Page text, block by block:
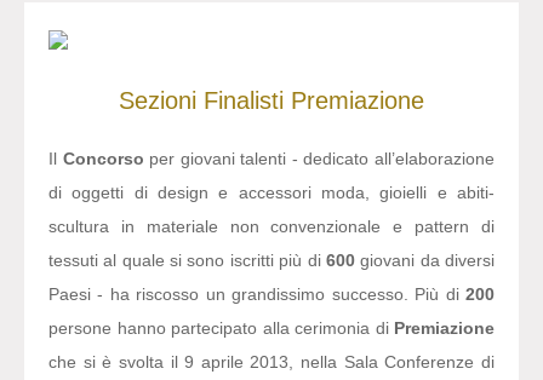
Sezioni Finalisti Premiazione
Il Concorso per giovani talenti - dedicato all’elaborazione
di oggetti di design e accessori moda, gioielli e abiti-
scultura in materiale non convenzionale e pattern di
tessuti al quale si sono iscritti più di 600giovani da diversi
Paesi - ha riscosso un grandissimo successo. Più di 200
persone hanno partecipato alla cerimonia di Premiazione
che si è svolta il 9 aprile 2013, nella Sala Conferenze di